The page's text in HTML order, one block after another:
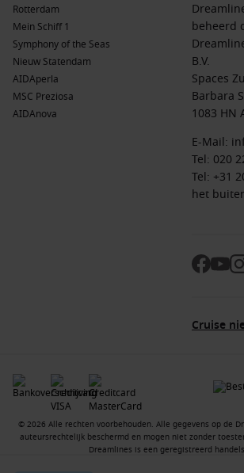
Rotterdam
Mein Schiff 1
Symphony of the Seas
Nieuw Statendam
AIDAperla
MSC Preziosa
AIDAnova
beheerd
B.V.
Spaces
Barbara
1083 HN
E-Mail:
Tel: 020
Tel: +31
het
Cruise
© 2026 Alle rechten voorbehouden. Alle gegevens op de
auteursrechtelijk beschermd en mogen niet zonder
Dreamlines is een geregistreerd